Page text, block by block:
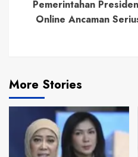
Pemerintahan
Online Ancaman
More Stories